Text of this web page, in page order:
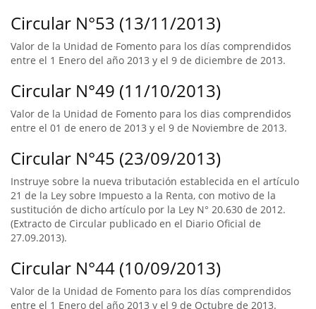
Circular N°53 (13/11/2013)
Valor de la Unidad de Fomento para los días comprendidos
entre el 1 Enero del año 2013 y el 9 de diciembre de 2013.
Circular N°49 (11/10/2013)
Valor de la Unidad de Fomento para los dias comprendidos
entre el 01 de enero de 2013 y el 9 de Noviembre de 2013.
Circular N°45 (23/09/2013)
Instruye sobre la nueva tributación establecida en el artículo
21 de la Ley sobre Impuesto a la Renta, con motivo de la
sustitución de dicho artículo por la Ley N° 20.630 de 2012.
(Extracto de Circular publicado en el Diario Oficial de
27.09.2013).
Circular N°44 (10/09/2013)
Valor de la Unidad de Fomento para los días comprendidos
entre el 1 Enero del año 2013 y el 9 de Octubre de 2013.